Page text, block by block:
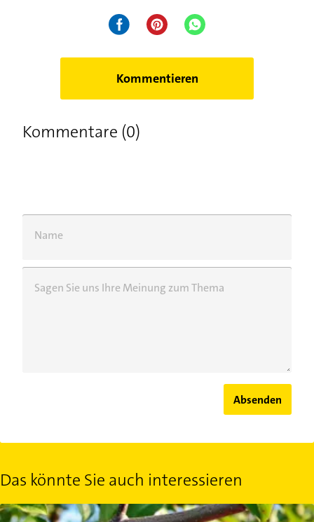
Kommentieren
Kommentare (0)
Name
Sagen Sie uns Ihre Meinung zum Thema
Absenden
Das könnte Sie auch interessieren
Apfelbaum pflanzen: In 6 Schritten zum eigenen Obstbaum im